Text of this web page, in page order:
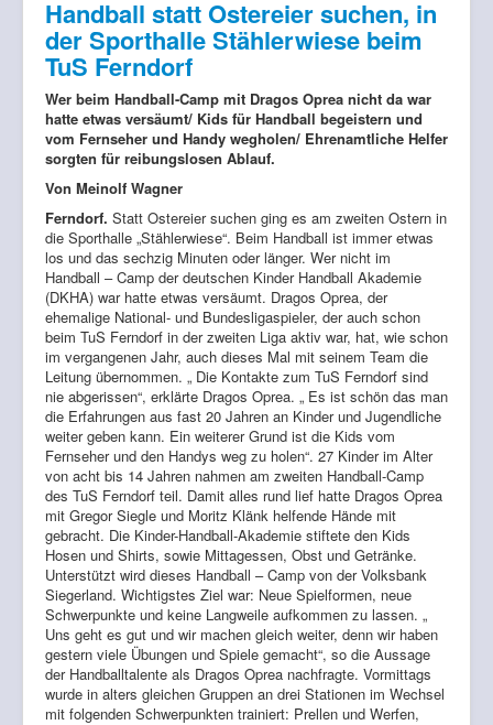
Handball statt Ostereier suchen, in
der Sporthalle Stählerwiese beim
TuS Ferndorf
Wer beim Handball-Camp mit Dragos Oprea nicht da war
hatte etwas versäumt/ Kids für Handball begeistern und
vom Fernseher und Handy wegholen/ Ehrenamtliche Helfer
sorgten für reibungslosen Ablauf.
Von Meinolf Wagner
Ferndorf. Statt Ostereier suchen ging es am zweiten Ostern in
die Sporthalle „Stählerwiese“. Beim Handball ist immer etwas
los und das sechzig Minuten oder länger. Wer nicht im
Handball – Camp der deutschen Kinder Handball Akademie
(DKHA) war hatte etwas versäumt. Dragos Oprea, der
ehemalige National- und Bundesligaspieler, der auch schon
beim TuS Ferndorf in der zweiten Liga aktiv war, hat, wie schon
im vergangenen Jahr, auch dieses Mal mit seinem Team die
Leitung übernommen. „ Die Kontakte zum TuS Ferndorf sind
nie abgerissen“, erklärte Dragos Oprea. „ Es ist schön das man
die Erfahrungen aus fast 20 Jahren an Kinder und Jugendliche
weiter geben kann. Ein weiterer Grund ist die Kids vom
Fernseher und den Handys weg zu holen“. 27 Kinder im Alter
von acht bis 14 Jahren nahmen am zweiten Handball-Camp
des TuS Ferndorf teil. Damit alles rund lief hatte Dragos Oprea
mit Gregor Siegle und Moritz Klänk helfende Hände mit
gebracht. Die Kinder-Handball-Akademie stiftete den Kids
Hosen und Shirts, sowie Mittagessen, Obst und Getränke.
Unterstützt wird dieses Handball – Camp von der Volksbank
Siegerland. Wichtigstes Ziel war: Neue Spielformen, neue
Schwerpunkte und keine Langweile aufkommen zu lassen. „
Uns geht es gut und wir machen gleich weiter, denn wir haben
gestern viele Übungen und Spiele gemacht“, so die Aussage
der Handballtalente als Dragos Oprea nachfragte. Vormittags
wurde in alters gleichen Gruppen an drei Stationen im Wechsel
mit folgenden Schwerpunkten trainiert: Prellen und Werfen,